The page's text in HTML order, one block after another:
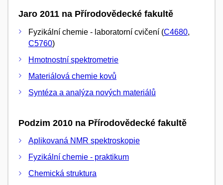
Jaro 2011 na Přírodovědecké fakultě
Fyzikální chemie - laboratorní cvičení (C4680,
C5760)
Hmotnostní spektrometrie
Materiálová chemie kovů
Syntéza a analýza nových materiálů
Podzim 2010 na Přírodovědecké fakultě
Aplikovaná NMR spektroskopie
Fyzikální chemie - praktikum
Chemická struktura